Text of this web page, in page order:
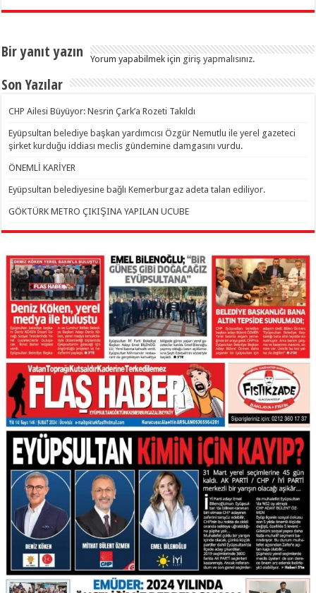
Bir yanıt yazın Yorum yapabilmek için giriş yapmalısınız.
Son Yazılar
CHP Ailesi Büyüyor: Nesrin Çark’a Rozeti Takıldı
Eyüpsultan belediye başkan yardımcısı Özgür Nemutlu ile yerel gazeteci
şirket kurduğu iddiası meclis gündemine damgasını vurdu.
ÖNEMLİ KARİYER
Eyüpsultan belediyesine bağlı Kemerburgaz adeta talan ediliyor.
GÖKTÜRK METRO ÇIKIŞINA YAPILAN UCUBE